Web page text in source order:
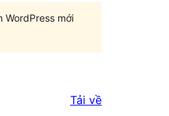
mới
Tải về